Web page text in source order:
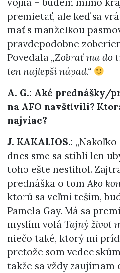
vojna – budem mimo
premietať, ale keď sa
mať s manželkou
pravdepodobne
Povedala „Zobrať ma do
ten najlepší nápad.“
A. G.: Aké prednášky/
na AFO navštívili?
najviac?
J. KAKALIOS.:
dnes sme sa stihli len
toho ešte nestihol.
prednáška o tom Ako
ktorú sa veľmi teším,
Pamela Gay. Má sa
myslím volá Tajný život
niečo také, ktorý mi
pretože som vedec
takže sa vždy zaujímam